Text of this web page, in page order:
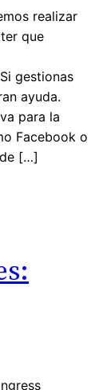
realizar
que
gestionas
ayuda.
para la
Facebook o
[…]